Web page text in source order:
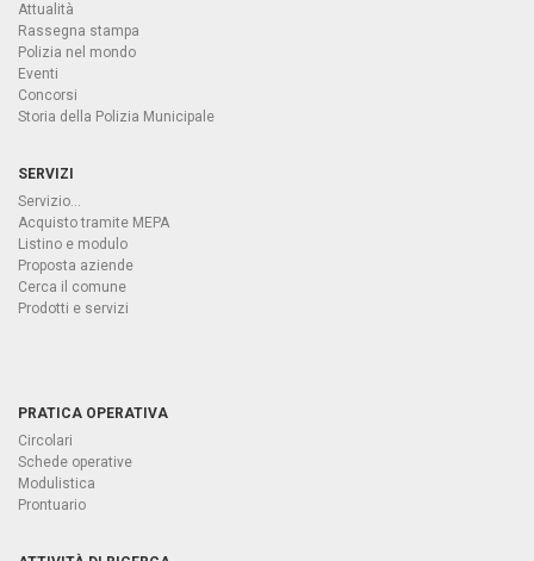
Attualità
Rassegna stampa
Polizia nel mondo
Eventi
Concorsi
Storia della Polizia Municipale
SERVIZI
Servizio...
Acquisto tramite MEPA
Listino e modulo
Proposta aziende
Cerca il comune
Prodotti e servizi
PRATICA OPERATIVA
Circolari
Schede operative
Modulistica
Prontuario